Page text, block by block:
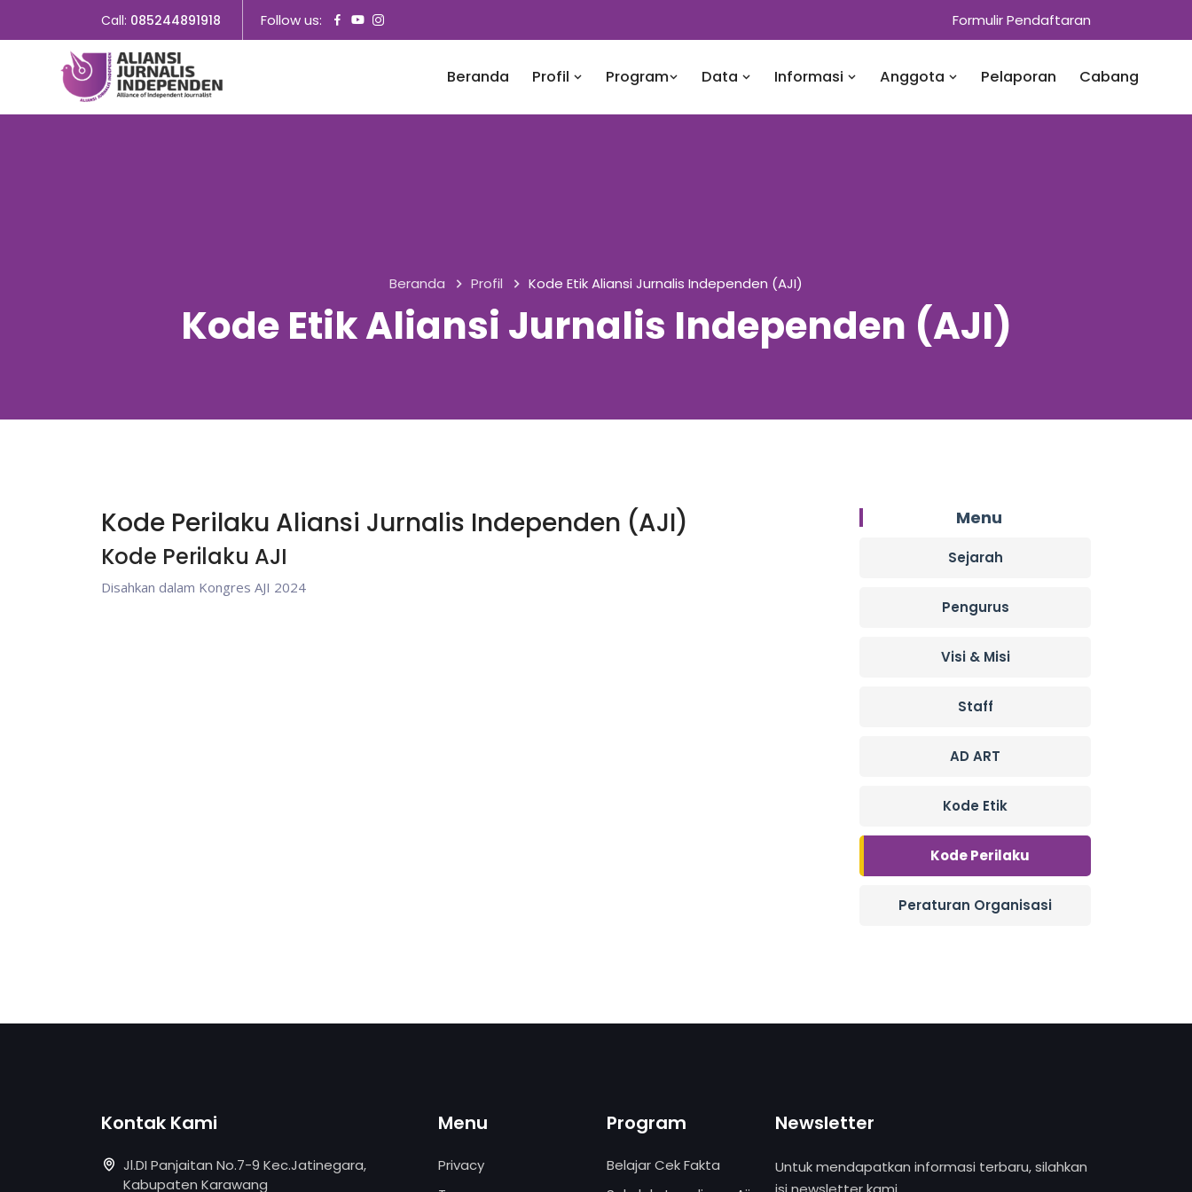
Call: 085244891918 Follow us: Formulir Pendaftaran
Beranda Profil Program Data Informasi Anggota Pelaporan Cabang
Beranda Profil Kode Etik Aliansi Jurnalis Independen (AJI)
Kode Etik Aliansi Jurnalis Independen (AJI)
Kode Perilaku Aliansi Jurnalis Independen (AJI)
Kode Perilaku AJI
Disahkan dalam Kongres AJI 2024
Menu
Sejarah
Pengurus
Visi & Misi
Staff
AD ART
Kode Etik
Kode Perilaku
Peraturan Organisasi
Kontak Kami
Jl.DI Panjaitan No.7-9 Kec.Jatinegara,
Kabupaten Karawang
Menu
Privacy
Program
Belajar Cek Fakta
Newsletter
Untuk mendapatkan informasi terbaru, silahkan